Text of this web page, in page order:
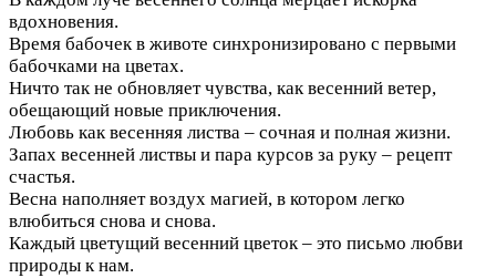
вдохновения.
Время бабочек в животе синхронизировано с первыми
бабочками на цветах.
Ничто так не обновляет чувства, как весенний ветер,
обещающий новые приключения.
Любовь как весенняя листва – сочная и полная жизни.
Запах весенней листвы и пара курсов за руку – рецепт
счастья.
Весна наполняет воздух магией, в котором легко
влюбиться снова и снова.
Каждый цветущий весенний цветок – это письмо любви
природы к нам.